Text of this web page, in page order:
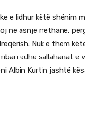
e lidhur këtë shënim
në asnjë rrethanë,
Nuk e them
edhe sallahanat
Albin Kurtin jashtë